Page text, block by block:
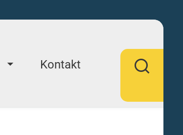
Kontakt